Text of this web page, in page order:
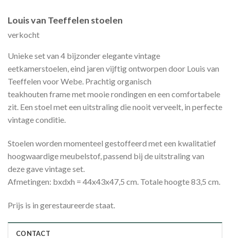
Louis van Teeffelen stoelen
verkocht
Unieke set van 4 bijzonder elegante vintage
eetkamerstoelen, eind jaren vijftig ontworpen door Louis van
Teeffelen voor Webe. Prachtig organisch
teakhouten frame met mooie rondingen en een comfortabele
zit. Een stoel met een uitstraling die nooit verveelt, in perfecte
vintage conditie.
Stoelen worden momenteel gestoffeerd met een kwalitatief
hoogwaardige meubelstof, passend bij de uitstraling van
deze gave vintage set.
Afmetingen: bxdxh = 44x43x47,5 cm. Totale hoogte 83,5 cm.
Prijs is in gerestaureerde staat.
CONTACT